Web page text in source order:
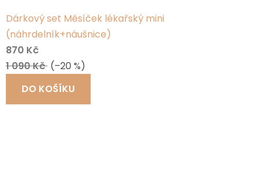
Dárkový set Měsíček lékařský mini
(náhrdelník+náušnice)
870 Kč
1 090 Kč (–20 %)
DO KOŠÍKU